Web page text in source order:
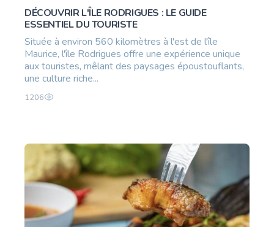
DÉCOUVRIR L'ÎLE RODRIGUES : LE GUIDE
ESSENTIEL DU TOURISTE
Située à environ 560 kilomètres à l'est de l'île
Maurice, l'île Rodrigues offre une expérience unique
aux touristes, mêlant des paysages époustouflants,
une culture riche...
1206